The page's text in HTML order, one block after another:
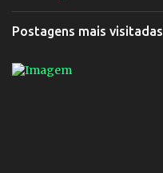
Postagens mais visitadas